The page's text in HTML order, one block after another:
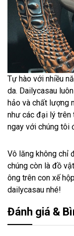
Tự hào với nhiều
da. Dailycasau
hảo và chất lượng
như các đại lý trên
ngay với chúng tôi
Vô lăng không chỉ
chúng còn là đồ
ông trên con xế
dailycasau nhé!
Đánh giá &